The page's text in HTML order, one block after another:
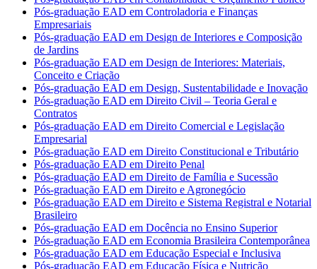
Pós-graduação EAD em Controladoria e Finanças
Empresariais
Pós-graduação EAD em Design de Interiores e Composição
de Jardins
Pós-graduação EAD em Design de Interiores: Materiais,
Conceito e Criação
Pós-graduação EAD em Design, Sustentabilidade e Inovação
Pós-graduação EAD em Direito Civil – Teoria Geral e
Contratos
Pós-graduação EAD em Direito Comercial e Legislação
Empresarial
Pós-graduação EAD em Direito Constitucional e Tributário
Pós-graduação EAD em Direito Penal
Pós-graduação EAD em Direito de Família e Sucessão
Pós-graduação EAD em Direito e Agronegócio
Pós-graduação EAD em Direito e Sistema Registral e Notarial
Brasileiro
Pós-graduação EAD em Docência no Ensino Superior
Pós-graduação EAD em Economia Brasileira Contemporânea
Pós-graduação EAD em Educação Especial e Inclusiva
Pós-graduação EAD em Educação Física e Nutrição